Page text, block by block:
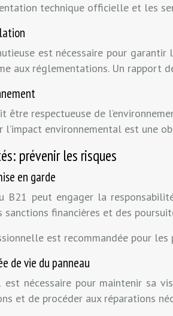
technique officielle et les
est nécessaire pour
aux réglementations. Un rapport
être respectueuse de
environnemental est une
prévenir les risques
en garde
B21 peut engager la
sanctions financières et des
est recommandée pour
de vie du panneau
nécessaire pour maintenir sa
et de procéder aux réparations